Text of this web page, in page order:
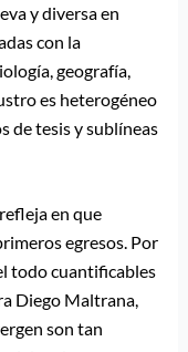
y diversa en
con la
geografía,
es heterogéneo
de tesis y sublíneas
en que
egresos. Por
todo cuantificables
Diego Maltrana,
son tan